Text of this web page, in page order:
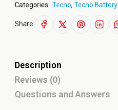
Categories: Tecno, Tecno Battery
Share:
Description
Reviews (0)
Questions and Answers